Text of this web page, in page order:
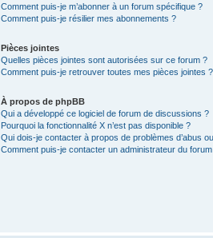
Comment puis-je m’abonner à un forum spécifique ?
Comment puis-je résilier mes abonnements ?
Pièces jointes
Quelles pièces jointes sont autorisées sur ce forum ?
Comment puis-je retrouver toutes mes pièces jointes ?
À propos de phpBB
Qui a développé ce logiciel de forum de discussions ?
Pourquoi la fonctionnalité X n’est pas disponible ?
Qui dois-je contacter à propos de problèmes d’abus
Comment puis-je contacter un administrateur du